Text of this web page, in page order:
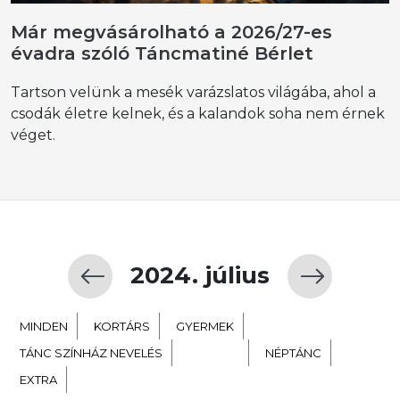
Már megvásárolható a 2026/27-es
évadra szóló Táncmatiné Bérlet
Tartson velünk a mesék varázslatos világába, ahol a
csodák életre kelnek, és a kalandok soha nem érnek
véget.
2024. július
MINDEN KORTÁRS
GYERMEK
TÁNC SZÍNHÁZ NEVELÉS
NÉPTÁNC
EXTRA